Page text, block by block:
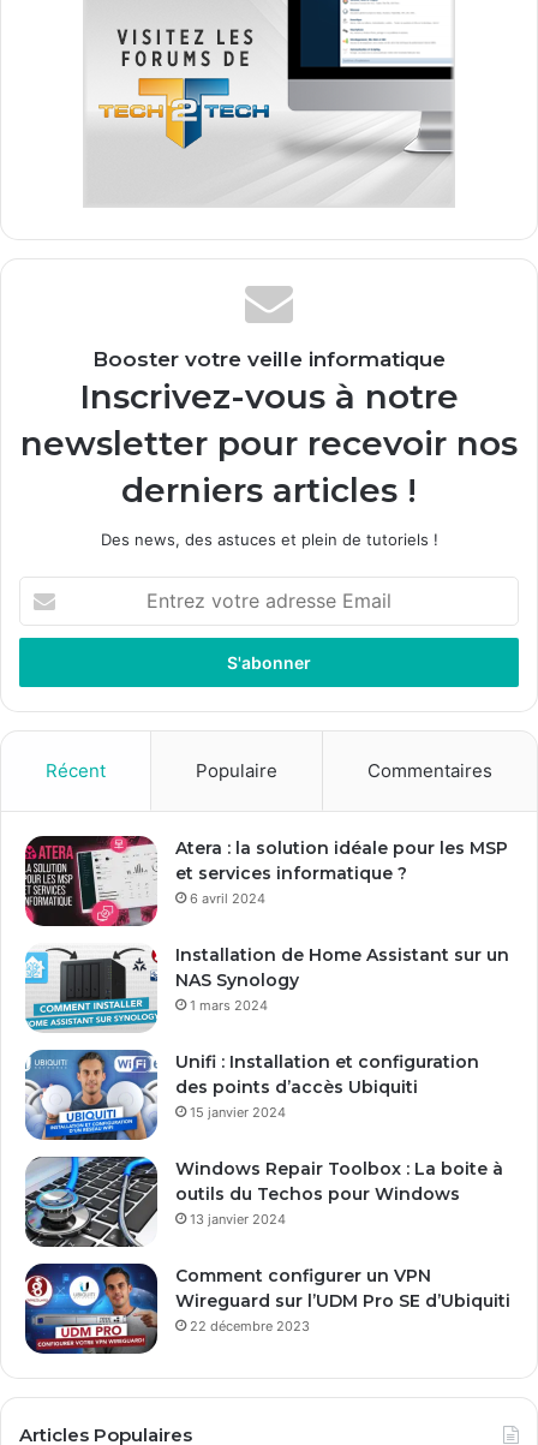
Booster votre veille informatique
Inscrivez-vous à notre
newsletter pour recevoir nos
derniers articles !
Des news, des astuces et plein de tutoriels !
t
e
z
r
e
a
d
s
e
m
a
Récent Populaire Commentaires
Atera : la solution idéale pour les MSP
et services informatique ?
6 avril 2024
Installation de Home Assistant sur un
NAS Synology
1 mars 2024
Unifi : Installation et configuration
des points d’accès Ubiquiti
15 janvier 2024
Windows Repair Toolbox : La boite à
outils du Techos pour Windows
13 janvier 2024
Comment configurer un VPN
Wireguard sur l’UDM Pro SE d’Ubiquiti
22 décembre 2023
Articles Populaires